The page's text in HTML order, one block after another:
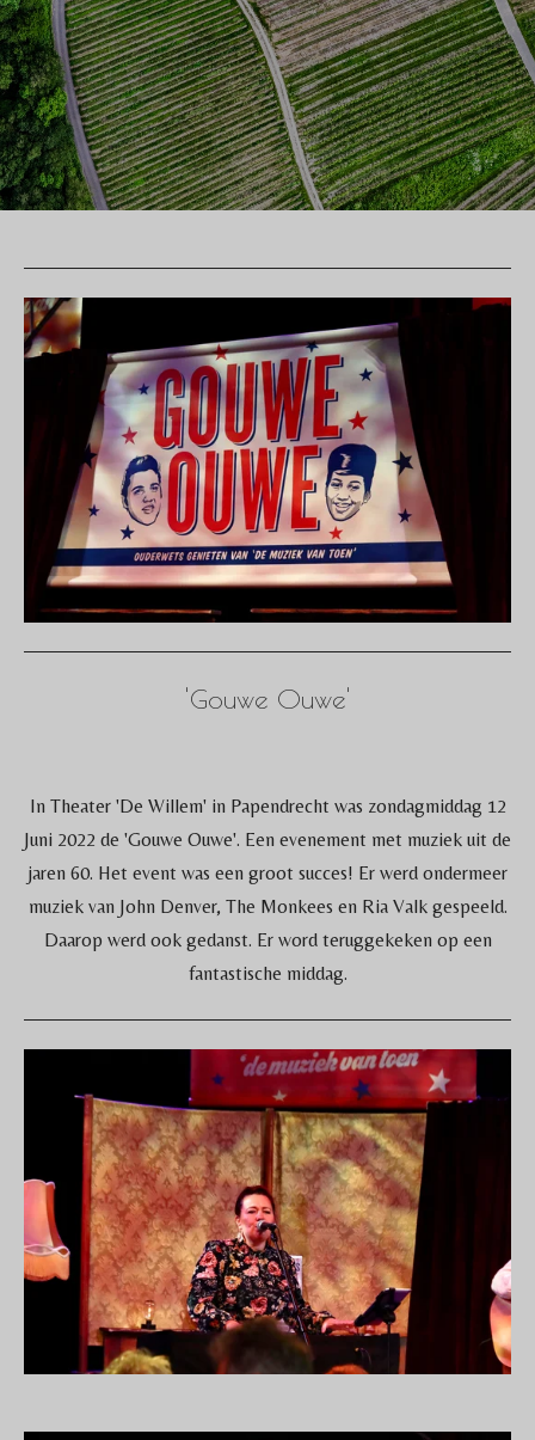
'Gouwe Ouwe'
In Theater 'De Willem' in Papendrecht was zondagmiddag 12
Juni 2022 de 'Gouwe Ouwe'. Een evenement met muziek uit de
jaren 60. Het event was een groot succes! Er werd ondermeer
muziek van John Denver, The Monkees en Ria Valk gespeeld.
Daarop werd ook gedanst. Er word teruggekeken op een
fantastische middag.